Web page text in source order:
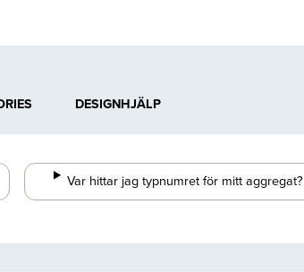
DESIGNHJÄLP
Var hittar jag typnumret för mitt aggregat?